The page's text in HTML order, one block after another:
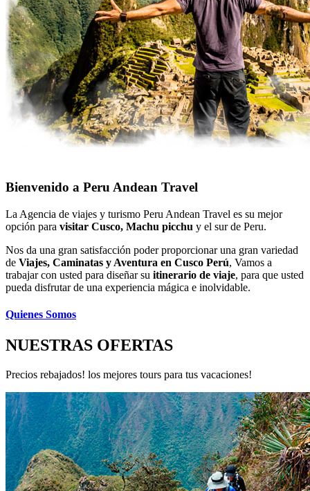
Bienvenido a Peru Andean Travel
La Agencia de viajes y turismo Peru Andean Travel es su mejor
opción para visitar Cusco, Machu picchu y el sur de Peru.
Nos da una gran satisfacción poder proporcionar una gran variedad
de Viajes, Caminatas y Aventura en Cusco Perú, Vamos a
trabajar con usted para diseñar su itinerario de viaje, para que usted
pueda disfrutar de una experiencia mágica e inolvidable.
Quienes Somos
NUESTRAS OFERTAS
Precios rebajados! los mejores tours para tus vacaciones!